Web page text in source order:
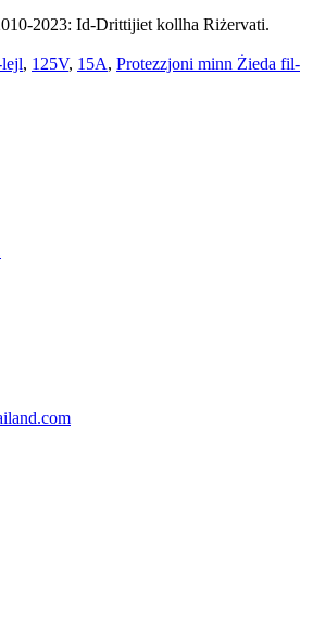
2023: Id-Drittijiet kollha Riżervati.
, 125V, 15A, Protezzjoni minn Żieda fil-